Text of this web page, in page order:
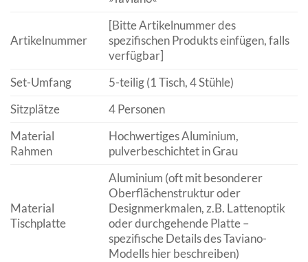
Artikelnummer
[Bitte Artikelnummer des
spezifischen Produkts einfügen, falls
verfügbar]
Set-Umfang
5-teilig (1 Tisch, 4 Stühle)
Sitzplätze
4 Personen
Material
Rahmen
Hochwertiges Aluminium,
pulverbeschichtet in Grau
Material
Tischplatte
Aluminium (oft mit besonderer
Oberflächenstruktur oder
Designmerkmalen, z.B. Lattenoptik
oder durchgehende Platte –
spezifische Details des Taviano-
Modells hier beschreiben)